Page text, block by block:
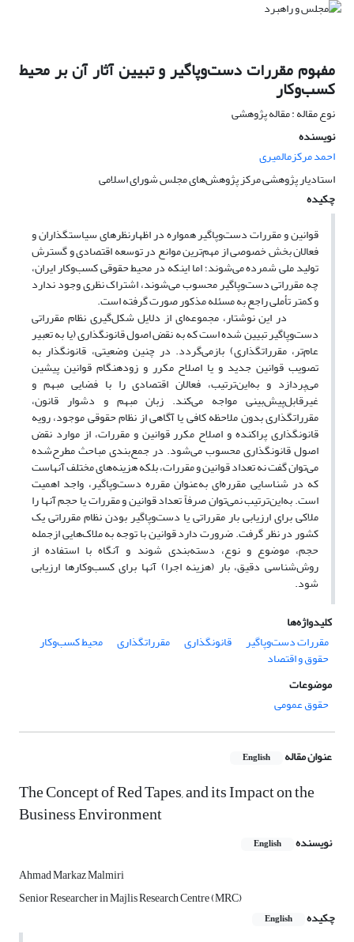
مفهوم مقررات دست‌وپاگیر و تبیین آثار آن بر محیط
کسب‌وکار
نوع مقاله : مقاله پژوهشی
نویسنده
احمد مرکزمالمیری
استادیار پژوهشی مرکز پژوهش‌های مجلس شورای اسلامی
چکیده
قوانین و مقررات دست‌وپاگیر همواره در اظهارنظرهای سیاستگذاران و
فعالان بخش خصوصی از مهم‌ترین موانع در توسعه اقتصادی و گسترش
تولید ملی شمرده می‌شوند؛ ‌اما اینکه در محیط حقوقی کسب‌وکار ایران،
چه مقرراتی دست‌‌وپاگیر محسوب می‌شوند، ‌اشتراک نظری وجود ندارد
و کمتر تأملی راجع به مسئله مذکور صورت گرفته است.
در این نوشتار،‌ مجموعه‌ای از دلایل شکل‌گیری نظام مقرراتی
دست‌وپاگیر تبیین شده است که به نقض اصول قانونگذاری (یا به تعبیر
عام‌تر، مقرراتگذاری) باز‌می‌گردد. در چنین وضعیتی، قانونگذار به
تصویب قوانین جدید و یا اصلاح مکرر و زودهنگام قوانین پیشین
می‌پردازد و به‌این‌ترتیب، فعالان اقتصادی را با فضایی مبهم و
غیرقابل‌پیش‌بینی مواجه می‌کند. زبان مبهم و دشوار قانون،
مقرراتگذاری بدون ملاحظه کافی یا آگاهی از نظام حقوقی موجود، رویه
قانونگذاری پراکنده و اصلاح مکرر قوانین و مقررات، از موارد نقض
اصول قانونگذاری محسوب می‌شود. در جمع‌بندی مباحث مطرح‌شده
می‌توان گفت نه تعداد قوانین و مقررات، بلکه هزینه‌های مختلف آنهاست
که در شناسایی مقرره‌ای به‌عنوان مقرره دست‌وپاگیر، واجد اهمیت
است. به‌این‌ترتیب نمی‌توان صرفاً تعداد قوانین و مقررات یا حجم آنها را
ملاکی برای ارزیابی بار مقرراتی یا دست‌وپاگیر بودن نظام مقرراتی یک
کشور در نظر گرفت. ضرورت دارد قوانین با توجه به ملاک‌هایی ازجمله
حجم، موضوع و نوع، دسته‌بندی شوند و آنگاه با استفاده از
روش‌شناسی دقیق، بار (هزینه اجرا) آنها برای کسب‌وکارها ارزیابی
شود.
کلیدواژه‌ها
مقررات دست‌وپاگیر
‌قانونگذاری ‌مقرراتگذاری محیط کسب‌وکار
حقوق و اقتصاد
موضوعات
حقوق عمومی
عنوان مقاله English
The Concept of Red Tapes, and its Impact on the
Business Environment
نویسنده English
Ahmad Markaz Malmiri
Senior Researcher in Majlis Research Centre (MRC)
چکیده
English